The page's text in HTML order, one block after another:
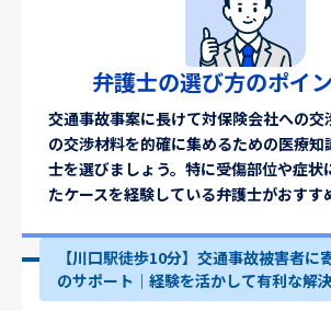
弁護士の選び方のポイ
交通事故事案に長けて対保険会社への交
の交渉材料を的確に集めるための医療知
士を選びましょう。特に受傷部位や症状
たケースを経験している弁護士がおすす
【川口駅徒歩10分】交通事故被害者に
のサポート｜経験を活かして有利な解